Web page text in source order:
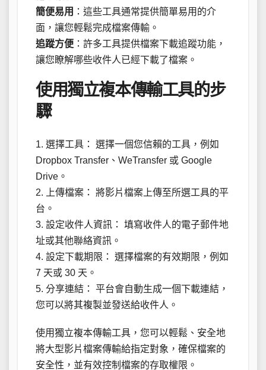
簡便易用 ：這些工具通常提供簡單易用的介
面，讓您輕鬆完成檔案傳輸。
追蹤方便 ：許多工具提供檔案下載追蹤功能，
讓您瞭解哪些收件人已經下載了檔案。
使用獨立複本傳輸工具的步
驟
1. 選擇工具： 選擇一個您信賴的工具，例如
Dropbox Transfer、WeTransfer 或 Google
Drive。
2. 上傳檔案： 將影片檔案上傳至所選工具的平
台。
3. 設定收件人資訊： 填寫收件人的電子郵件地
址或其他聯絡資訊。
4. 設定下載期限： 選擇檔案的有效期限，例如
7 天或 30 天。
5. 分享連結： 平台會自動生成一個下載連結，
您可以將其複製並發送給收件人。
使用獨立複本傳輸工具，您可以輕鬆、安全地
將大型影片檔案傳輸給指定對象，確保檔案的
安全性，並有效控制檔案的存取權限。